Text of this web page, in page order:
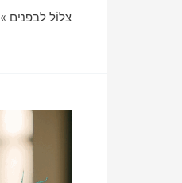
p
אדם
צלוֹל לבפנים »